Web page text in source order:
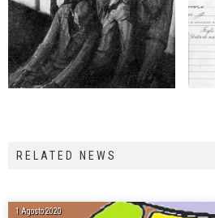
RELATED NEWS
1 Agosto 2020